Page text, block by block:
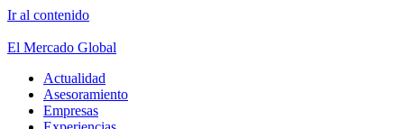
Ir al contenido
El Mercado Global
Actualidad
Asesoramiento
Empresas